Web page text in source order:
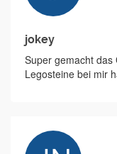
jokey
Super gemacht das
Legosteine bei mir